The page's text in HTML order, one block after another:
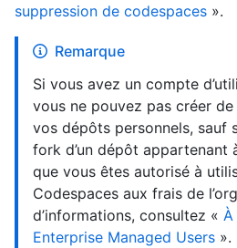
suppression de codespaces ».
Remarque
Si vous avez un compte
vous ne pouvez pas créer
vos dépôts personnels, sauf
fork d’un dépôt appartenant
que vous êtes autorisé à
Codespaces aux frais de
d’informations, consultez « À
Enterprise Managed Users ».